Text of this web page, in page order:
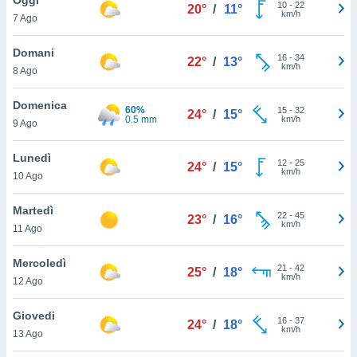
è
al sito
di
ci
di
il
un
la
nella
7 Ago
20° / 11° 10- 22
km/h
Domani
8 Ago
22° / 13° 16- 34
km/h
Domenica
9 Ago
60%
0.5 mm
24° / 15° 15- 32
km/h
Lunedì
10 Ago
24° / 15° 12- 25
km/h
Martedì
11 Ago
23° / 16° 22- 45
km/h
Mercoledì
12 Ago
25° / 18° 21 - 42
km/h
Giovedi
13 Ago
24° / 18° 16- 37
km/h